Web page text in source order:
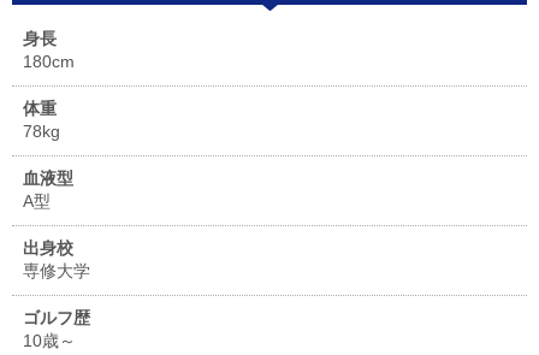
身長
180cm
体重
78kg
血液型
A型
出身校
専修大学
ゴルフ歴
10歳～